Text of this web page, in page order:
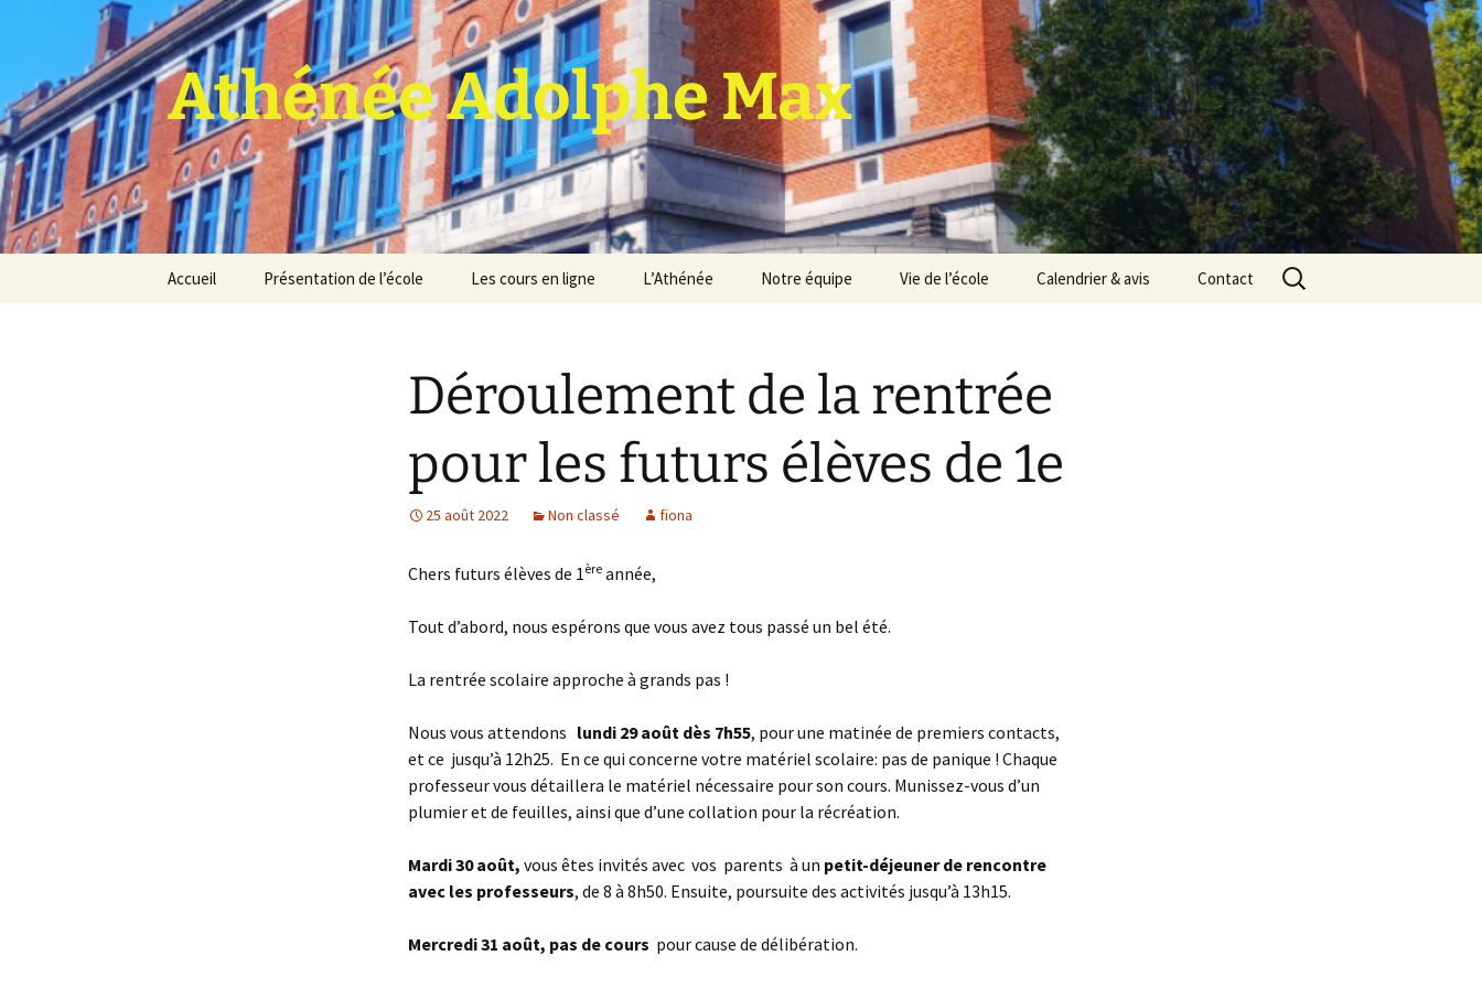
Athénée Adolphe Max
Accueil Présentation de l’école Les cours en ligne
Règlement d’ordre
intérieur
Règlement général des
études
L’Athénée
Service de médiation
Conseil de participation
Sections
Initiatives pédagogiques
Examens 3e degré
Méthode de travail
Notre équipe Vie de l’école Calendrier & avis Contact
Rechercher :
Déroulement de la rentrée
pour les futurs élèves de 1e
25 août 2022 Non classé fiona
Chers futurs élèves de 1ère année,
Tout d’abord, nous espérons que vous avez tous passé un bel été.
La rentrée scolaire approche à grands pas !
Nous vous attendons lundi 29 août dès 7h55, pour une matinée de premiers contacts,
et ce jusqu’à 12h25. En ce qui concerne votre matériel scolaire: pas de panique ! Chaque
professeur vous détaillera le matériel nécessaire pour son cours. Munissez-vous d’un
plumier et de feuilles, ainsi que d’une collation pour la récréation.
Mardi 30 août, vous êtes invités avec vos parents à un petit-déjeuner de rencontre
avec les professeurs, de 8 à 8h50. Ensuite, poursuite des activités jusqu’à 13h15.
Mercredi 31 août, pas de cours pour cause de délibération.